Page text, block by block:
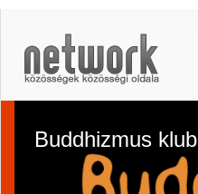
Buddhizmus klub